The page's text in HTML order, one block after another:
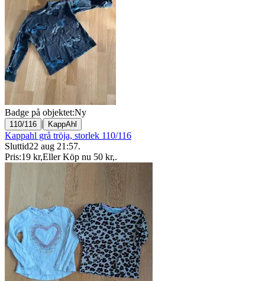
Badge på objektet:Ny
110/116 | KappAhl
Kappahl grå tröja, storlek 110/116
Sluttid22 aug 21:57.
Pris:19 kr,Eller Köp nu 50 kr,.